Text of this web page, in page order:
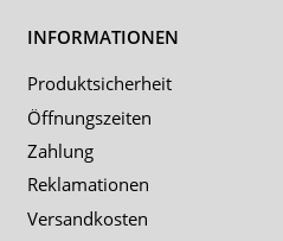
INFORMATIONEN
Produktsicherheit
Öffnungszeiten
Zahlung
Reklamationen
Versandkosten